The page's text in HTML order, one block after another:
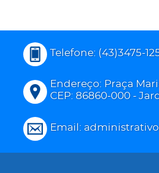
Telefone: (43)3475-
Endereço: Praça
CEP: 86860-000 -
Email: